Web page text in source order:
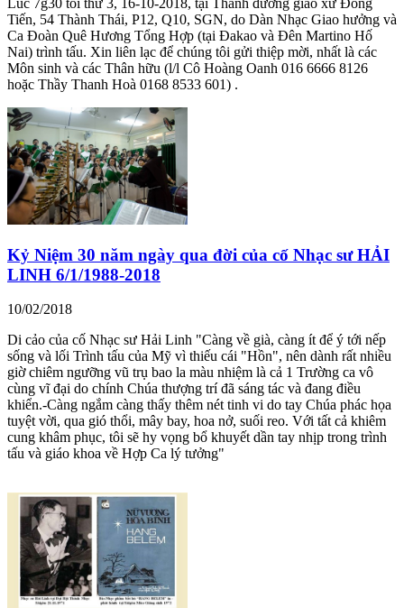
Lúc 7g30 tối thứ 3, 16-10-2018, tại Thánh đướng giáo xứ Đồng
Tiến, 54 Thành Thái, P12, Q10, SGN, do Dàn Nhạc Giao hưởng và
Ca Đoàn Quê Hương Tổng Hợp (tại Đakao và Đên Martino Hố
Nai) trình tấu. Xin liên lạc để chúng tôi gửi thiệp mời, nhất là các
Môn sinh và các Thân hữu (l/l Cô Hoàng Oanh 016 6666 8126
hoặc Thầy Thanh Hoà 0168 8533 601) .
Kỷ Niệm 30 năm ngày qua đời của cố Nhạc sư HẢI
LINH 6/1/1988-2018
10/02/2018
Di cảo của cố Nhạc sư Hải Linh "Càng về già, càng ít để ý tới nếp
sống và lối Trình tấu của Mỹ vì thiếu cái "Hồn", nên dành rất nhiều
giờ chiêm ngưỡng vũ trụ bao la màu nhiệm là cả 1 Trường ca vô
cùng vĩ đại do chính Chúa thượng trí đã sáng tác và đang điều
khiển.-Càng ngắm càng thấy thêm nét tinh vi do tay Chúa phác họa
tuyệt vời, qua gió thổi, mây bay, hoa nở, suối reo. Với tất cả khiêm
cung khâm phục, tôi sẽ hy vọng bổ khuyết dần tay nhịp trong trình
tấu và giáo khoa về Hợp Ca lý tưởng"